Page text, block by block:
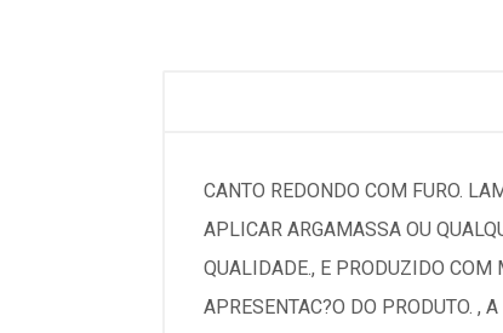
CANTO REDONDO COM FURO.
APLICAR ARGAMASSA OU
QUALIDADE., E PRODUZIDO
APRESENTAC?O DO PRODUTO. ,